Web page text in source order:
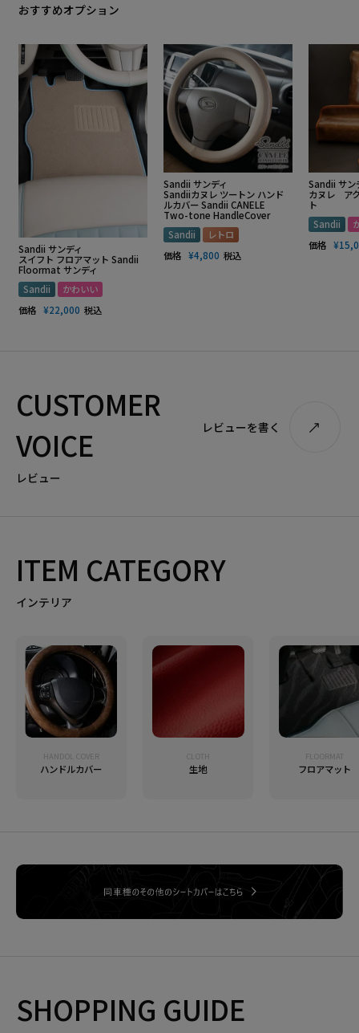
おすすめオプション
Sandii サンディ
スイフト フロアマット Sandii
Floormat サンディ
Sandii
かわいい
価格 ¥22,000 税込
Sandii サンディ
Sandiiカヌレ ツートン ハンド
ルカバー Sandii CANELE
Two-tone HandleCover
Sandii
レトロ
価格 ¥4,800 税込
Sandii サン
カヌレ ア
ト
Sandii
価格 ¥
CUSTOMER
VOICE
レビュー
レビューを書く
ITEM CATEGORY
インテリア
HANDOL COVER
ハンドルカバー
CLOTH
生地
FLOORMAT
フロアマット
SHOPPING GUIDE